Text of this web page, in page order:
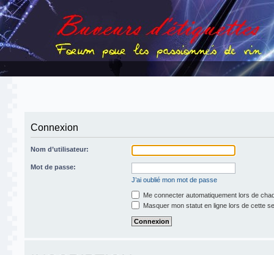
Connexion
Nom d’utilisateur:
Mot de passe:
J’ai oublié mon mot de passe
Me connecter automatiquement lors de
Masquer mon statut en ligne lors de cette